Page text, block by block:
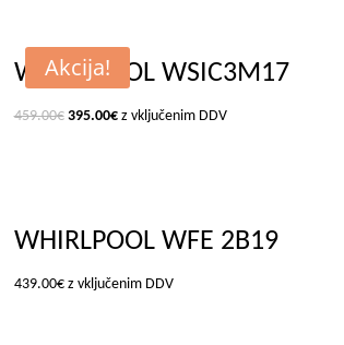
Akcija!
WHIRLPOOL WSIC3M17
459.00€ 395.00€ z vključenim DDV
WHIRLPOOL WFE 2B19
439.00€ z vključenim DDV